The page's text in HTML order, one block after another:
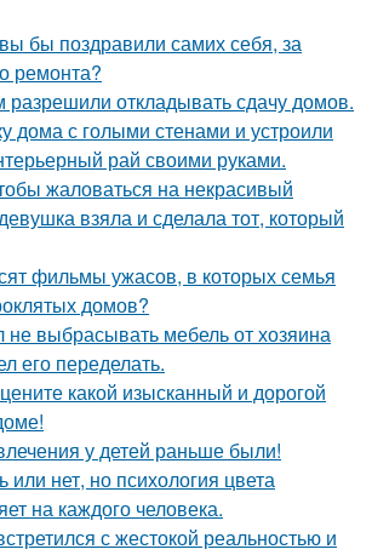
бы поздравили самих себя, за
ремонта?
откладывать сдачу домов.
дома с голыми стенами и устроили
рай своими руками.
жаловаться на некрасивый
взяла и сделала тот, который
фильмы ужасов, в которых семья
домов?
выбрасывать мебель от хозяина
его переделать.
какой изысканный и дорогой
у детей раньше были!
или нет, но психология цвета
на каждого человека.
с жестокой реальностью и